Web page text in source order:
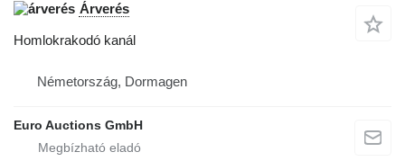
Árverés
Homlokrakodó kanál
Németország, Dormagen
Euro Auctions GmbH